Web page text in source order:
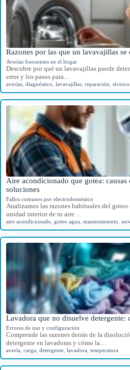
Razones por las que un lavavajillas se
Averías frecuentes en el hogar
Descubre por qué un lavavajillas puede
error y los pasos para…
averías diagnóstico lavavajillas reparación técnico
Aire acondicionado que gotea: causas
soluciones
Fallos comunes por electrodoméstico
Analizamos las razones habituales del goteo
unidad interior de tu aire…
aire acondicionado goteo agua mantenimiento
Lavadora que no disuelve detergente:
Errores de uso y configuración
Comprende las razones detrás de la
detergente en lavadoras y cómo la…
avería carga detergente lavadora temperatura